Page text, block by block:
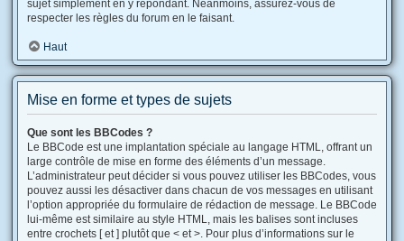
sujet simplement en y répondant. Néanmoins, assurez-vous de
respecter les règles du forum en le faisant.
Haut
Mise en forme et types de sujets
Que sont les BBCodes ?
Le BBCode est une implantation spéciale au langage HTML, offrant un
large contrôle de mise en forme des éléments d’un message.
L’administrateur peut décider si vous pouvez utiliser les BBCodes, vous
pouvez aussi les désactiver dans chacun de vos messages en utilisant
l’option appropriée du formulaire de rédaction de message. Le BBCode
lui-même est similaire au style HTML, mais les balises sont incluses
entre crochets [ et ] plutôt que < et >. Pour plus d’informations sur le